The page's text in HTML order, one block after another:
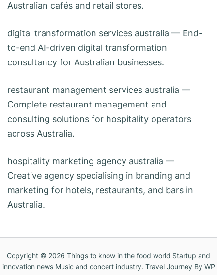
Australian cafés and retail stores.
digital transformation services australia — End-
to-end AI-driven digital transformation
consultancy for Australian businesses.
restaurant management services australia —
Complete restaurant management and
consulting solutions for hospitality operators
across Australia.
hospitality marketing agency australia —
Creative agency specialising in branding and
marketing for hotels, restaurants, and bars in
Australia.
Copyright © 2026 Things to know in the food world Startup and
innovation news Music and concert industry. Travel JourneyBy WP